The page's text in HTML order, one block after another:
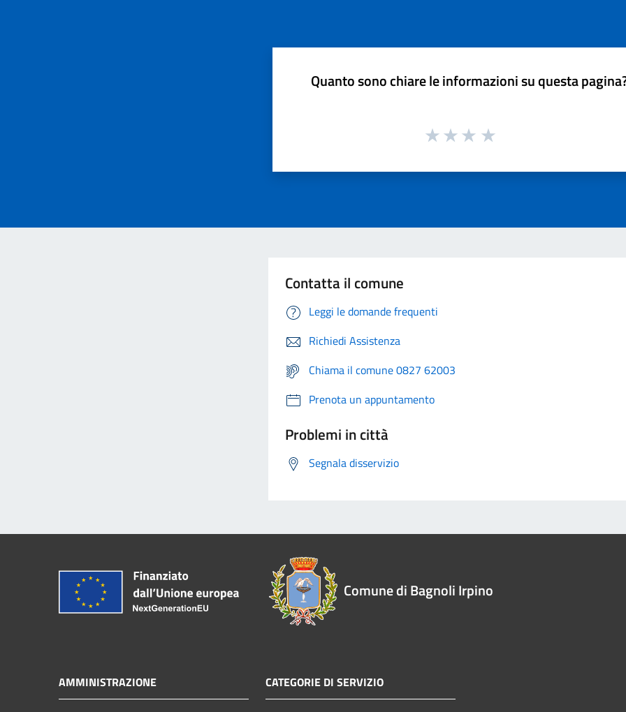
Quanto sono chiare le informazioni su questa
Contatta il comune
Leggi le domande frequenti
Richiedi Assistenza
Chiama il comune 0827 62003
Prenota un appuntamento
Problemi in città
Segnala disservizio
Comune di Bagnoli Irpino
AMMINISTRAZIONE CATEGORIE DI SERVIZIO